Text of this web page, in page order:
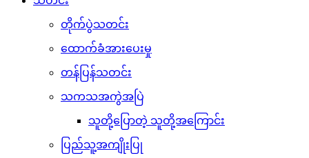
တိုက်ပွဲသတင်း
ထောက်ခံအားပေးမှု
တန်ပြန်သတင်း
သကသအကွဲအပြဲ
သူတို့ပြောတဲ့ သူတို့အကြောင်း
ပြည်သူ့အကျိုးပြု